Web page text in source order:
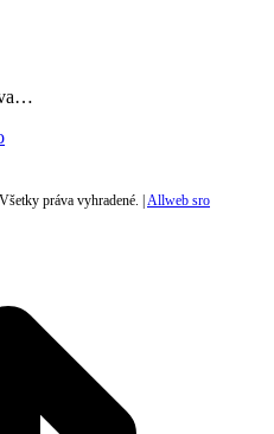
práva vyhradené. |Allweb sro